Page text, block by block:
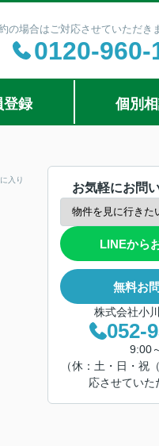
場合はご対応させていただき
0120-960-
登録 個別
入り
お気軽にお問
LINEから
無料お
株式会社小
052-
9:00
（休：土・日・祝
応させていた